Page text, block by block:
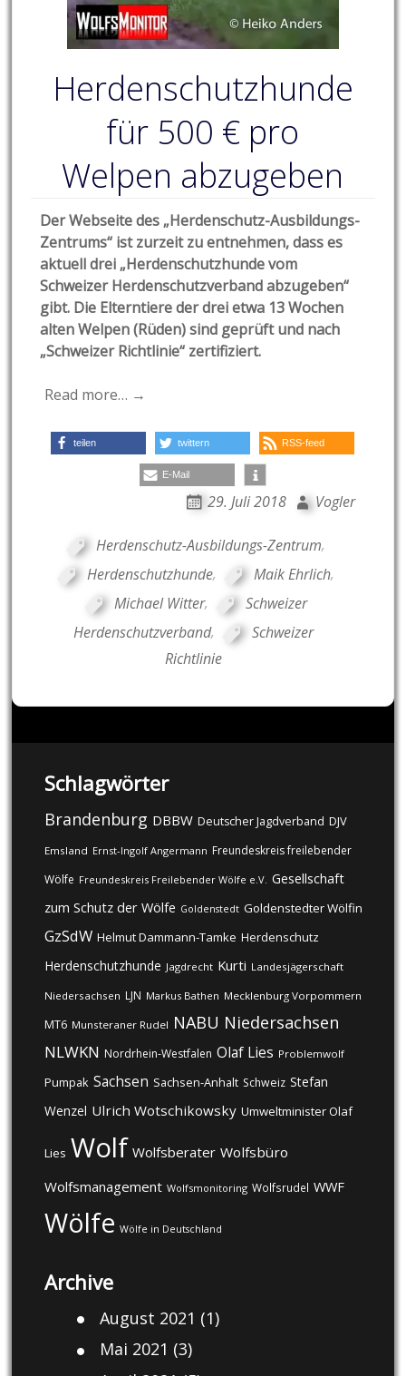
Herdenschutzhunde
für 500 € pro
Welpen abzugeben
Der Webseite des „Herdenschutz-Ausbildungs-
Zentrums“ ist zurzeit zu entnehmen, dass es
aktuell drei „Herdenschutzhunde vom
Schweizer Herdenschutzverband abzugeben“
gibt. Die Elterntiere der drei etwa 13 Wochen
alten Welpen (Rüden) sind geprüft und nach
„Schweizer Richtlinie“ zertifiziert.
Read more… →
teilen twittern RSS-feed
E-Mail
29. Juli 2018 Vogler
Herdenschutz-Ausbildungs-Zentrum,
Herdenschutzhunde, Maik Ehrlich,
Michael Witter,
Schweizer
Herdenschutzverband,
Schweizer
Richtlinie
Schlagwörter
Brandenburg DBBW Deutscher Jagdverband DJV
Emsland Ernst-Ingolf Angermann Freundeskreis freilebender
Wölfe Freundeskreis Freilebender Wölfe e.V. Gesellschaft
zum Schutz der Wölfe Goldenstedt Goldenstedter Wölfin
GzSdW Helmut Dammann-Tamke Herdenschutz
Herdenschutzhunde Jagdrecht Kurti Landesjägerschaft
Niedersachsen LJN Markus Bathen Mecklenburg Vorpommern
MT6 Munsteraner Rudel NABU Niedersachsen
NLWKN Nordrhein-Westfalen Olaf Lies Problemwolf
Pumpak Sachsen Sachsen-Anhalt Schweiz Stefan
Wenzel Ulrich Wotschikowsky Umweltminister Olaf
Lies Wolf Wolfsberater Wolfsbüro
Wolfsmanagement Wolfsmonitoring Wolfsrudel WWF
Wölfe Wölfe in Deutschland
Archive
August 2021 (1)
Mai 2021 (3)